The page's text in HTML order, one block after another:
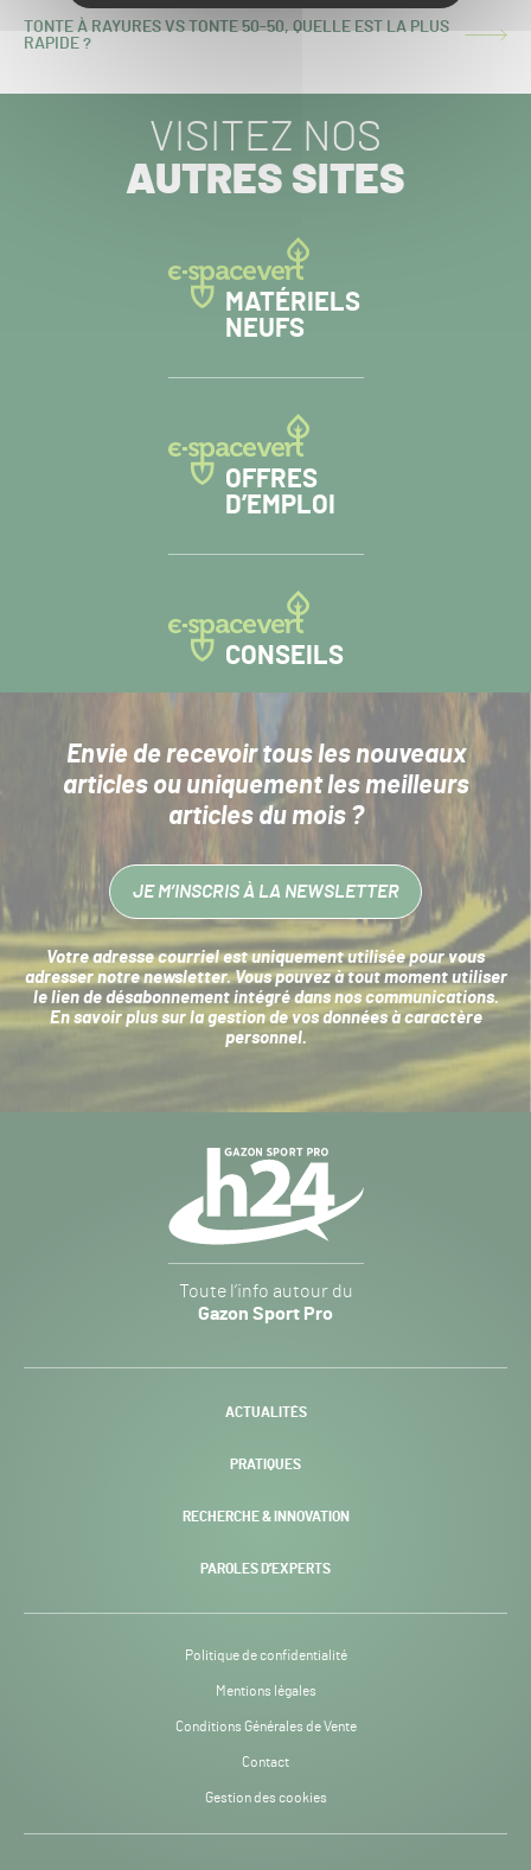
ARTICLE
TONTE À RAYURES VS TONTE 50-50, QUELLE EST LA PLUS
RAPIDE ?
VISITEZ NOS
AUTRES SITES
MATÉRIELS
NEUFS
OFFRES
D’EMPLOI
CONSEILS
Envie de recevoir tous les nouveaux
articlesou uniquement les meilleurs
articles du mois ?
JE M’INSCRIS À LA NEWSLETTER
Votre adresse courriel est uniquement utilisée pour vous
adresser notre newsletter. Vous pouvez à tout moment utiliser
le lien de désabonnement intégré dans nos communications.
En savoir plus sur la gestion de vos données à caractère
personnel.
Sport
Pro
-
Toute l’info autour du
Gazon Sport Pro
ACTUALITÉS
PRATIQUES
RECHERCHE & INNOVATION
PAROLES D’EXPERTS
Politique de confidentialité
Mentions légales
Conditions Générales de Vente
Contact
Gestion des cookies